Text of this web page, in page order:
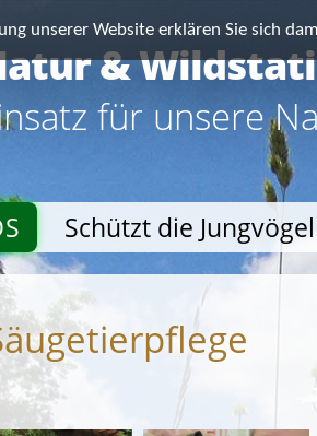
unserer Website erklären Sie sich
&
für unsere
Schützt die Jungvögel